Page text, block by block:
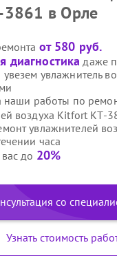
в Орле
от 580 руб.
диагностика даже
увлажнитель
наши работы по
воздуха Kitfort КТ-
увлажнителей
часа
до 20%
со
Узнать стоимость